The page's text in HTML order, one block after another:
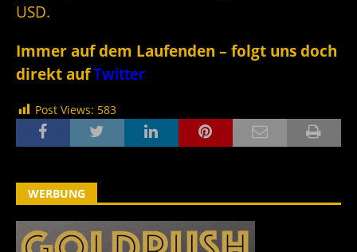
USD.
Immer auf dem Laufenden – folgt uns doch
direkt aufTwitter
Post Views: 583
WERBUNG